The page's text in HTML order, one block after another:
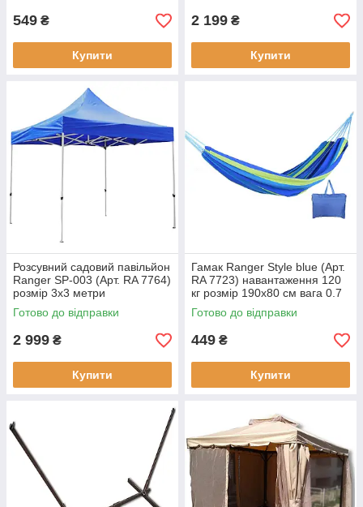
549 ₴
Купити
2 199 ₴
Купити
Розсувний садовий павільйон
Ranger SP-003 (Арт. RA 7764)
розмір 3х3 метри
водонепроникний тент вага
12 кг
Готово до відправки
2 999 ₴
Купити
Гамак Ranger Style blue (Арт.
RA 7723) навантаження 120
кг розмір 190x80 см вага 0.7
кг
Готово до відправки
449 ₴
Купити